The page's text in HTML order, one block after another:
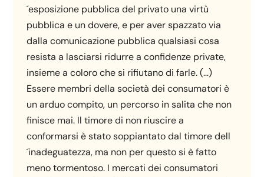
´esposizione pubblica del privato una virtù
pubblica e un dovere, e per aver spazzato via
dalla comunicazione pubblica qualsiasi cosa
resista a lasciarsi ridurre a confidenze private,
insieme a coloro che si rifiutano di farle. (…)
Essere membri della società dei consumatori è
un arduo compito, un percorso in salita che non
finisce mai. Il timore di non riuscire a
conformarsi è stato soppiantato dal timore dell
´inadeguatezza, ma non per questo si è fatto
meno tormentoso. I mercati dei consumatori